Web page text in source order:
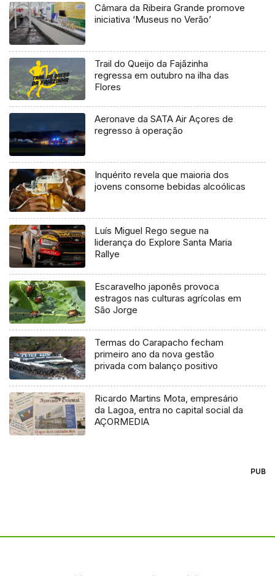
Câmara da Ribeira Grande promove
iniciativa ‘Museus no Verão’
Trail do Queijo da Fajãzinha
regressa em outubro na ilha das
Flores
Aeronave da SATA Air Açores de
regresso à operação
Inquérito revela que maioria dos
jovens consome bebidas alcoólicas
Luís Miguel Rego segue na
liderança do Explore Santa Maria
Rallye
Escaravelho japonês provoca
estragos nas culturas agrícolas em
São Jorge
Termas do Carapacho fecham
primeiro ano da nova gestão
privada com balanço positivo
Ricardo Martins Mota, empresário
da Lagoa, entra no capital social da
AÇORMEDIA
PUB